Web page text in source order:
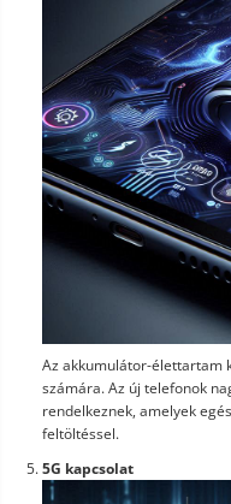
Az akkumulátor-élettartam
számára. Az új telefonok
rendelkeznek, amelyek
feltöltéssel.
5G kapcsolat